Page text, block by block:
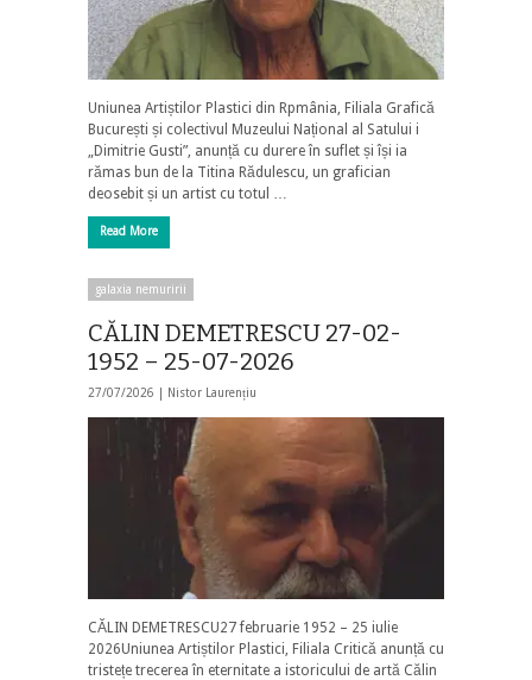
Uniunea Artiștilor Plastici din Rpmânia, Filiala Grafică
București și colectivul Muzeului Național al Satului i
„Dimitrie Gusti”, anunță cu durere în suflet și își ia
rămas bun de la Titina Rădulescu, un grafician
deosebit și un artist cu totul …
Read More
galaxia nemuririi
CĂLIN DEMETRESCU 27-02-
1952 – 25-07-2026
27/07/2026 | Nistor Laurențiu
CĂLIN DEMETRESCU27 februarie 1952 – 25 iulie
2026Uniunea Artiștilor Plastici, Filiala Critică anunță cu
tristețe trecerea în eternitate a istoricului de artă Călin